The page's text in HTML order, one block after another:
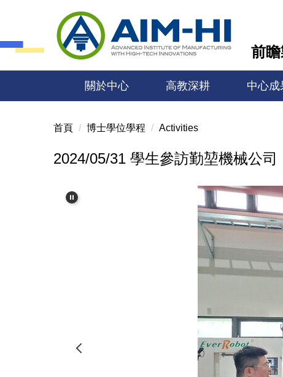
主
內
前
關於中心 高教深耕 中心成
首頁 博士學位學程 Activities
2024/05/31 學生參訪勤堃機械公司